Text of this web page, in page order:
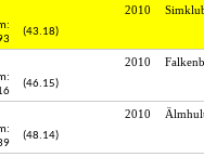
2010
(43.18)
2010
(46.15)
2010
(48.14)